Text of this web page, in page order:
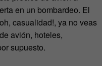
en un bombardeo. El
casualidad!, ya no veas
avión, hoteles,
supuesto.